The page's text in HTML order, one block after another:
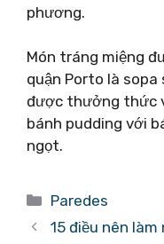
phương.
Món tráng miệng
quận Porto là
được thưởng thức
bánh pudding với
ngọt.
Danh
mục
Paredes
15 điều nên